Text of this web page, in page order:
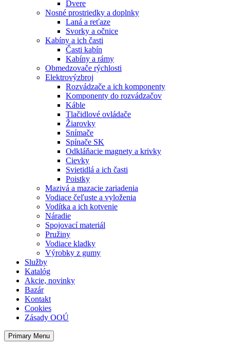
Dvere
Nosné prostriedky a doplnky
Laná a reťaze
Svorky a očnice
Kabíny a ich časti
Časti kabín
Kabíny a rámy
Obmedzovače rýchlosti
Elektrovýzbroj
Rozvádzače a ich komponenty
Komponenty do rozvádzačov
Káble
Tlačidlové ovládače
Žiarovky
Snímače
Spínače SK
Odkláňacie magnety a krivky
Cievky
Svietidlá a ich časti
Poistky
Mazivá a mazacie zariadenia
Vodiace čeľuste a vyloženia
Vodítka a ich kotvenie
Náradie
Spojovací materiál
Pružiny
Vodiace kladky
Výrobky z gumy
Služby
Katalóg
Akcie, novinky
Bazár
Kontakt
Cookies
Zásady OOÚ
Primary Menu